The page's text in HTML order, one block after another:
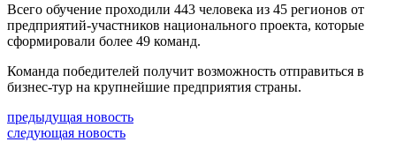
Всего обучение проходили 443 человека из 45 регионов от
предприятий-участников национального проекта, которые
сформировали более 49 команд.
Команда победителей получит возможность отправиться в
бизнес-тур на крупнейшие предприятия страны.
предыдущая новость
следующая новость